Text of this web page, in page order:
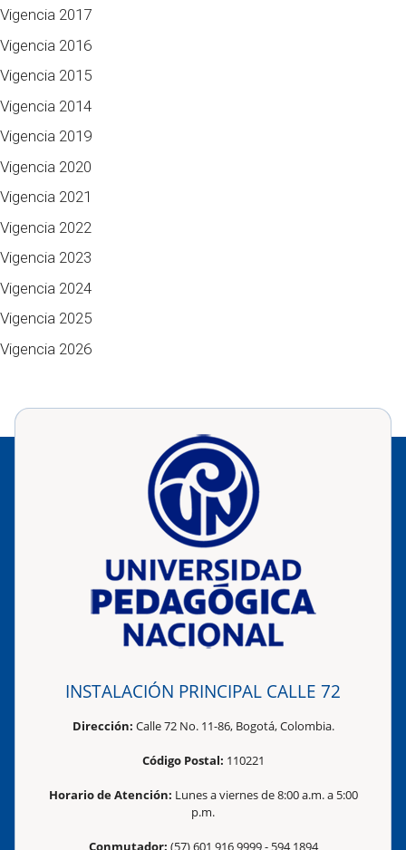
Vigencia 2017
Vigencia 2016
Vigencia 2015
Vigencia 2014
Vigencia 2019
Vigencia 2020
Vigencia 2021
Vigencia 2022
Vigencia 2023
Vigencia 2024
Vigencia 2025
Vigencia 2026
INSTALACIÓN PRINCIPAL CALLE 72
Dirección: Calle 72 No. 11-86, Bogotá, Colombia.
Código Postal: 110221
Horario de Atención: Lunes a viernes de 8:00 a.m. a 5:00
p.m.
Conmutador: (57) 601 916 9999 - 594 1894